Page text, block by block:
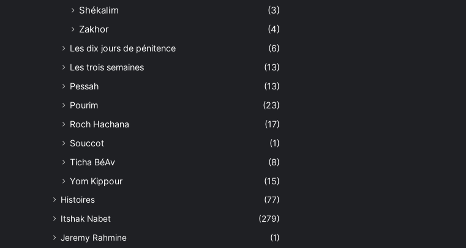
Shékalim
(3)
Zakhor
(4)
Les dix jours de pénitence
(6)
Les trois semaines
(13)
Pessah
(13)
Pourim
(23)
Roch Hachana
(17)
Souccot
(1)
Ticha BéAv
(8)
Yom Kippour
(15)
Histoires
(77)
Itshak Nabet
(279)
Jeremy Rahmine
(1)